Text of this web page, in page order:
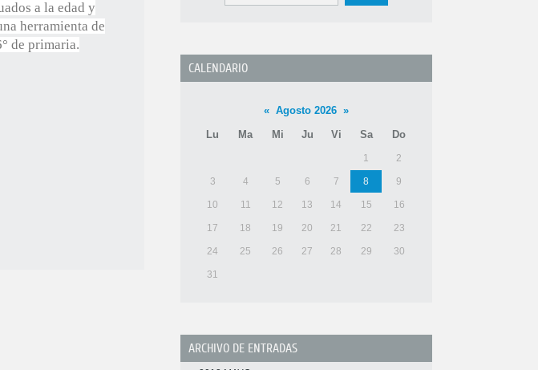
a la edad y
herramienta de
de primaria.
CALENDARIO
« Agosto 2026 »
Lu
Ma Mi Ju Vi Sa Do
1 2
3 4 5 6 7 8 9
10 11 12 13 14 15 16
17 18 19 20 21 22 23
24 25 26 27 28 29 30
31
ARCHIVO DE ENTRADAS